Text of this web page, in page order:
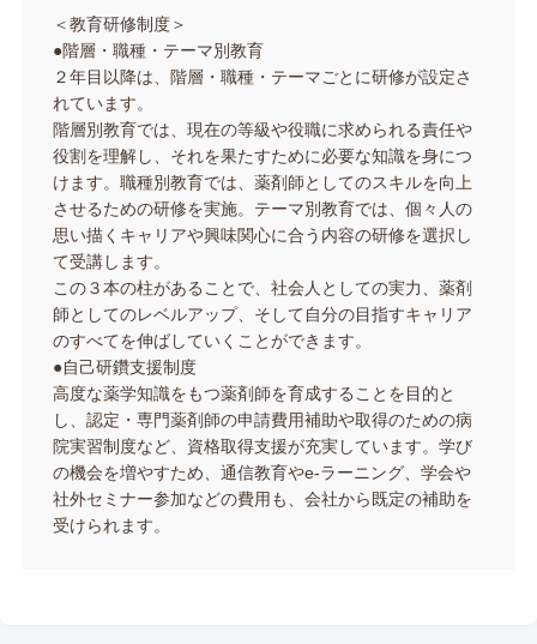
＜教育研修制度＞
●階層・職種・テーマ別教育
２年目以降は、階層・職種・テーマごとに研修が設定さ
れています。
階層別教育では、現在の等級や役職に求められる責任や
役割を理解し、それを果たすために必要な知識を身につ
けます。職種別教育では、薬剤師としてのスキルを向上
させるための研修を実施。テーマ別教育では、個々人の
思い描くキャリアや興味関心に合う内容の研修を選択し
て受講します。
この３本の柱があることで、社会人としての実力、薬剤
師としてのレベルアップ、そして自分の目指すキャリア
のすべてを伸ばしていくことができます。
●自己研鑽支援制度
高度な薬学知識をもつ薬剤師を育成することを目的と
し、認定・専門薬剤師の申請費用補助や取得のための病
院実習制度など、資格取得支援が充実しています。学び
の機会を増やすため、通信教育やe-ラーニング、学会や
社外セミナー参加などの費用も、会社から既定の補助を
受けられます。